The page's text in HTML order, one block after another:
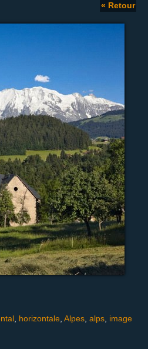
« Retour
horizontale Alpes alps image